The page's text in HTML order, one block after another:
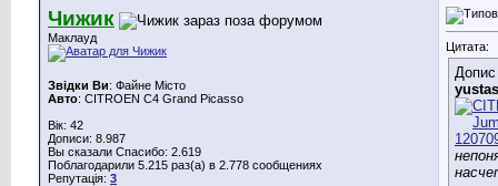
Чижик
Маклауд
Звідки Ви: Файне Місто
Авто: CITROEN C4 Grand Picasso
Вік: 42
Дописи: 8.987
Вы сказали Спасибо: 2.619
Поблагодарили 5.215 раз(а) в 2.778 сообщениях
Репутація: 3
Цитата:
Допис